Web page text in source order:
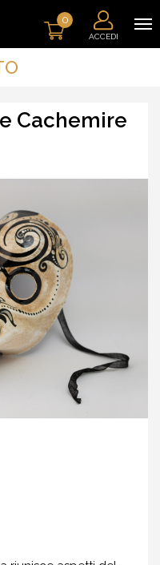
0
ACCEDI
Cachemire